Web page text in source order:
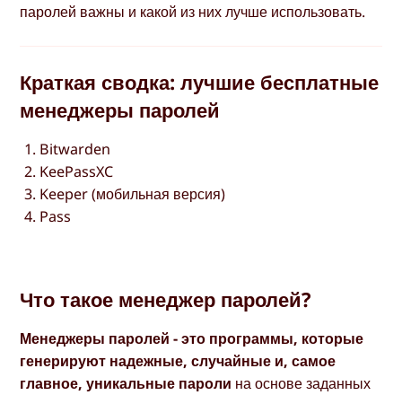
паролей важны и какой из них лучше использовать.
Краткая сводка: лучшие бесплатные
менеджеры паролей
Bitwarden
KeePassXC
Keeper (мобильная версия)
Pass
Что такое менеджер паролей?
Менеджеры паролей - это программы, которые
генерируют надежные, случайные и, самое
главное, уникальные пароли на основе заданных